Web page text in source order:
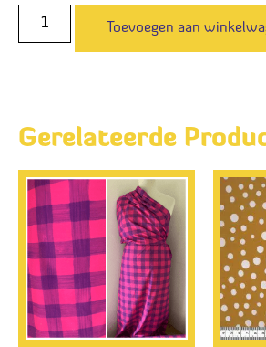
Toevoegen aan
Gerelateerde